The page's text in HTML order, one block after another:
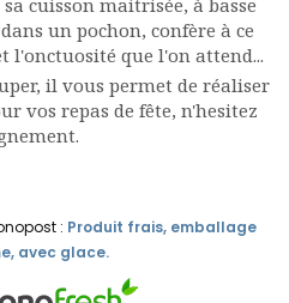
cuisson maitrisée, à basse
un pochon, confère à ce
l'onctuosité que l'on attend...
il vous permet de réaliser
vos repas de fête, n'hesitez
: Produit frais, emballage
avec glace.